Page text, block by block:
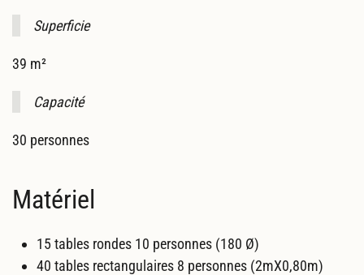
Superficie
39 m²
Capacité
30 personnes
Matériel
15 tables rondes 10 personnes (180 Ø)
40 tables rectangulaires 8 personnes (2mX0,80m)